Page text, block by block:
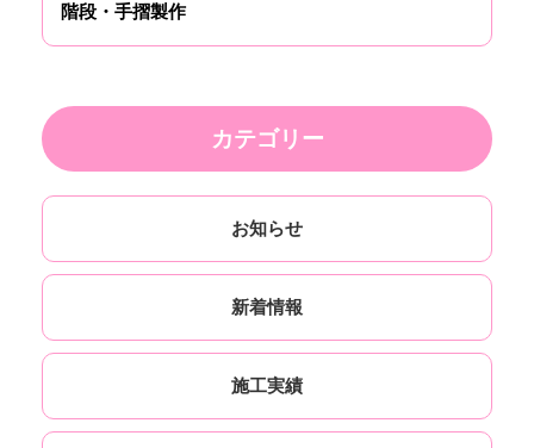
階段・手摺製作
カテゴリー
お知らせ
新着情報
施工実績